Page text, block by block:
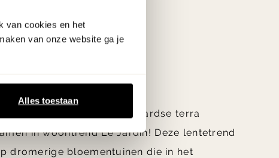
van cookies en het
van onze website ga je
Alles toestaan
3:
frisse groene tonen en aardse terra
in woontrend Le Jardin! Deze lentetrend
dromerige bloementuinen die in het